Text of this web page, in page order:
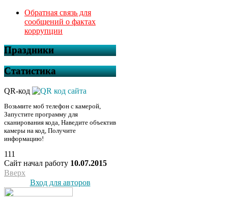
Обратная связь для
сообщений о фактах
коррупции
Праздники
Статистика
QR-код
Возьмите моб телефон с камерой,
Запустите программу для
сканирования кода, Наведите объектив
камеры на код, Получите
информацию!
111
Сайт начал работу 10.07.2015
Вверх
Вход для авторов